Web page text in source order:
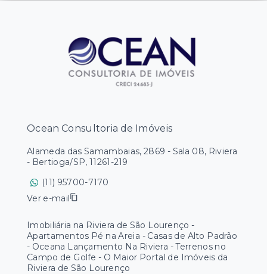
Ocean Consultoria de Imóveis
Alameda das Samambaias, 2869 - Sala 08, Riviera
- Bertioga/SP, 11261-219
(11) 95700-7170
Ver e-mail
Imobiliária na Riviera de São Lourenço -
Apartamentos Pé na Areia - Casas de Alto Padrão
- Oceana Lançamento Na Riviera - Terrenos no
Campo de Golfe - O Maior Portal de Imóveis da
Riviera de São Lourenço